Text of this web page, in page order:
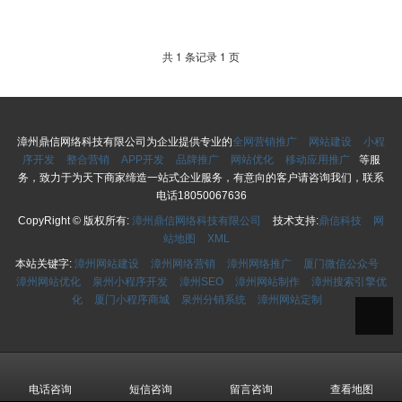
共 1 条记录 1 页
漳州鼎信网络科技有限公司为企业提供专业的全网营销推广 网站建设
小程
序开发
整合营销 APP开发 品牌推广 网站优化 移动应用推广
等服
务，致力于为天下商家缔造一站式企业服务，有意向的客户请咨询我们，联系
电话18050067636
CopyRight © 版权所有: 漳州鼎信网络科技有限公司 技术支持:鼎信科技
网
站地图
XML
本站关键字: 漳州网站建设 漳州网络营销 漳州网络推广
厦门微信公众号
漳州网站优化
泉州小程序开发 漳州SEO 漳州网站制作
漳州搜索引擎优
化
厦门小程序商城 泉州分销系统 漳州网站定制
电话咨询 短信咨询 留言咨询 查看地图